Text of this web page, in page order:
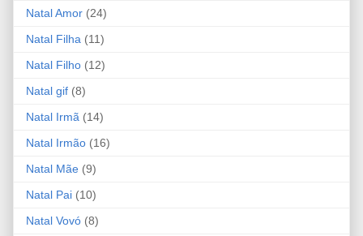
Natal Amor (24)
Natal Filha (11)
Natal Filho (12)
Natal gif (8)
Natal Irmã (14)
Natal Irmão (16)
Natal Mãe (9)
Natal Pai (10)
Natal Vovó (8)